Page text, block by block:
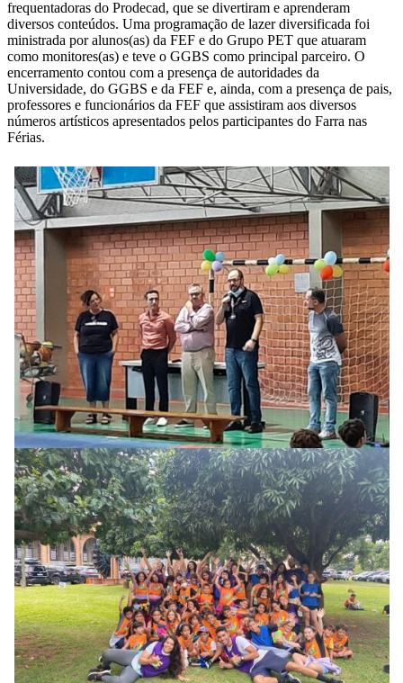
frequentadoras do Prodecad, que se divertiram e aprenderam
diversos conteúdos. Uma programação de lazer diversificada foi
ministrada por alunos(as) da FEF e do Grupo PET que atuaram
como monitores(as) e teve o GGBS como principal parceiro. O
encerramento contou com a presença de autoridades da
Universidade, do GGBS e da FEF e, ainda, com a presença de pais,
professores e funcionários da FEF que assistiram aos diversos
números artísticos apresentados pelos participantes do Farra nas
Férias.